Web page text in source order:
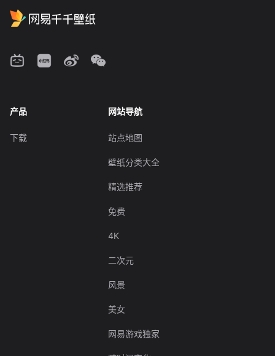
产品
下载
网站导航
站点地图
壁纸分类大全
精选推荐
免费
4K
二次元
风景
美女
网易游戏独家